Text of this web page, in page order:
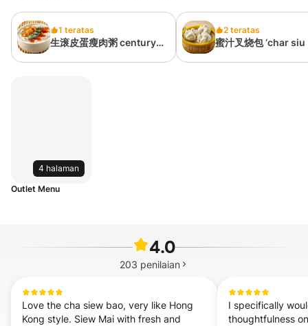
1 teratas
生滚皮蛋瘦肉粥 century
2 teratas
蜜汁叉烧包 ‘char siu
4 halaman
Outlet Menu
4.0
203 penilaian
Love the cha siew bao, very like Hong
Kong style. Siew Mai with fresh and
I specifically
thoughtfulness